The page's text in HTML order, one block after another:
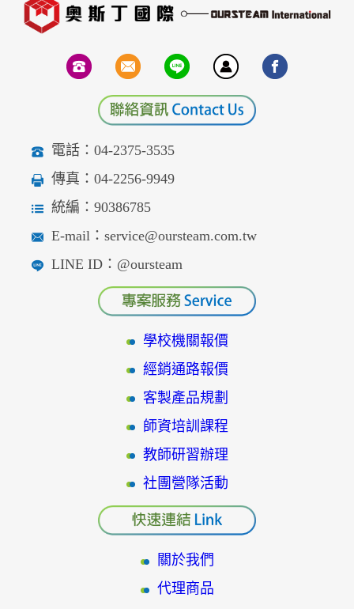
電話：04-2375-3535
傳真：04-2256-9949
統編：90386785
E-mail：service@oursteam.com.tw
LINE ID：@oursteam
學校機關報價
經銷通路報價
客製產品規劃
師資培訓課程
教師研習辦理
社團營隊活動
關於我們
代理商品